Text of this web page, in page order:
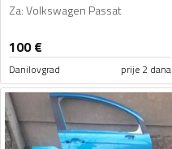
Za:Volkswagen Passat
100€
Danilovgrad prije 2 dana